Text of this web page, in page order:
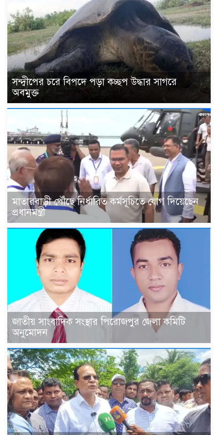
সন্দ্বীপের চরে বিপদে পড়া কচ্ছপ উদ্ধার সাগরে
অবমুক্ত
মাতারবাড়ী পৌঁছে নির্ধারিত কর্মসূচিতে যোগ দিয়েছেন
প্রধানমন্ত্রী
জাতীয় সাংবাদিক সংস্থার পিরোজপুর জেলা কমিটি
অনুমোদন